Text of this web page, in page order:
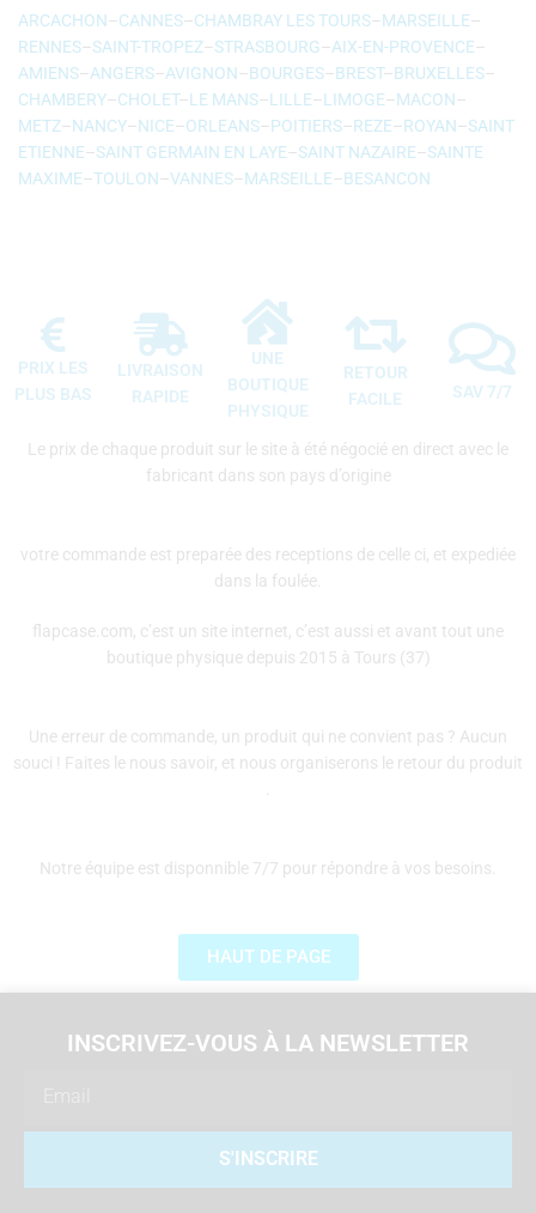
ARCACHON–CANNES–CHAMBRAY LES TOURS–MARSEILLE–
RENNES–SAINT-TROPEZ–STRASBOURG–AIX-EN-PROVENCE–
AMIENS–ANGERS–AVIGNON–BOURGES–BREST–BRUXELLES–
CHAMBERY–CHOLET–LE MANS–LILLE–LIMOGE–MACON–
METZ–NANCY–NICE–ORLEANS–POITIERS–REZE–ROYAN–SAINT
ETIENNE–SAINT GERMAIN EN LAYE–SAINT NAZAIRE–SAINTE
MAXIME–TOULON–VANNES–MARSEILLE–BESANCON
PRIX LES
PLUS BAS
LIVRAISON
RAPIDE
UNE
BOUTIQUE
PHYSIQUE
RETOUR
FACILE
SAV 7/7
Le prix de chaque produit sur le site à été négocié en direct avec le
fabricant dans son pays d’origine
votre commande est preparée des receptions de celle ci, et expediée
dans la foulée.
flapcase.com, c’est un site internet, c’est aussi et avant tout une
boutique physique depuis 2015 à Tours (37)
Une erreur de commande, un produit qui ne convient pas ? Aucun
souci ! Faites le nous savoir, et nous organiserons le retour du produit
Notre équipe est disponnible 7/7 pour répondre à vos besoins.
HAUT DE PAGE
INSCRIVEZ-VOUS À LA NEWSLETTER
S'INSCRIRE